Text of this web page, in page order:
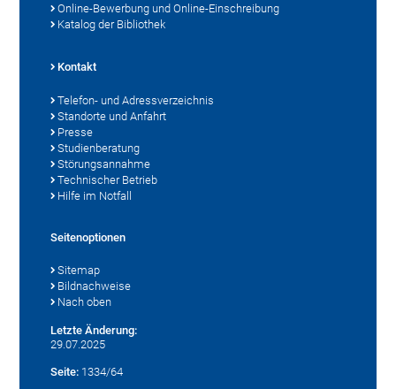
Online-Bewerbung und Online-Einschreibung
Katalog der Bibliothek
Kontakt
Telefon- und Adressverzeichnis
Standorte und Anfahrt
Presse
Studienberatung
Störungsannahme
Technischer Betrieb
Hilfe im Notfall
Seitenoptionen
Sitemap
Bildnachweise
Nach oben
Letzte Änderung:
29.07.2025
Seite: 1334/64